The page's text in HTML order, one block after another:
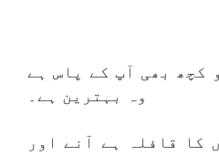
کچھ بھی آپ کے پاس ہے
وہ بہترین ہے۔
کا قافلہ ہے آنے اور